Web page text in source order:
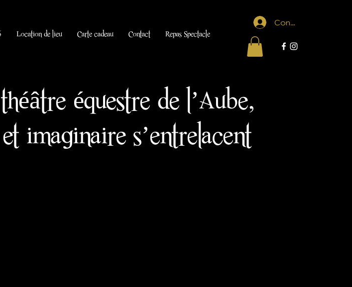
Connexion
Location de lieu Carte cadeau Contact Repas Spectacle
équestre de l’Aube,
imaginaire s’entrelacent